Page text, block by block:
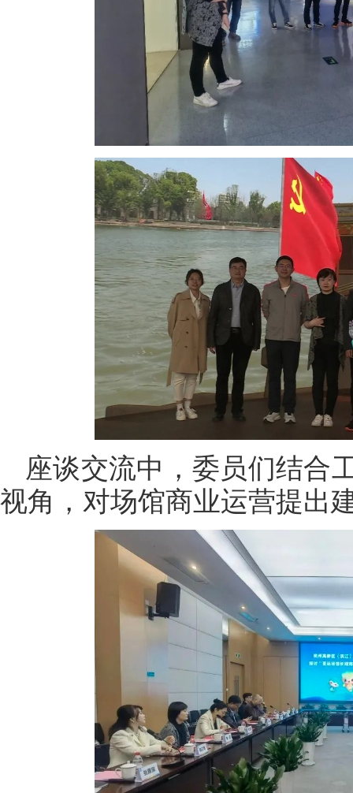
座谈交流中，委员们结合
视角，对场馆商业运营提出